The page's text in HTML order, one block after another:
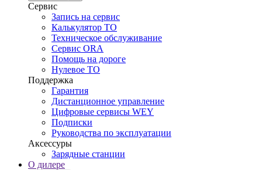
Сервис
Запись на сервис
Калькулятор ТО
Техническое обслуживание
Сервис ORA
Помощь на дороге
Нулевое ТО
Поддержка
Гарантия
Дистанционное управление
Цифровые сервисы WEY
Подписки
Руководства по эксплуатации
Аксессуры
Зарядные станции
О дилере